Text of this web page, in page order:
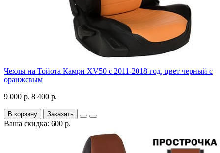
Чехлы на Тойота Камри XV50 с 2011-2018 год, цвет черный с
оранжевым
9 000 р. 8 400 р.
В корзину Заказать
Ваша скидка: 600 р.